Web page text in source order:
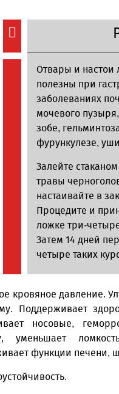
Отвары и настои
полезны при
заболеваниях
мочевого
зобе,
фурункулезе,
Залейте
травы
настаивайте в
Процедите и
ложке три-
Затем 14 дней
четыре таких
кровяное давление.
Поддерживает
носовые,
уменьшает
функции печени,